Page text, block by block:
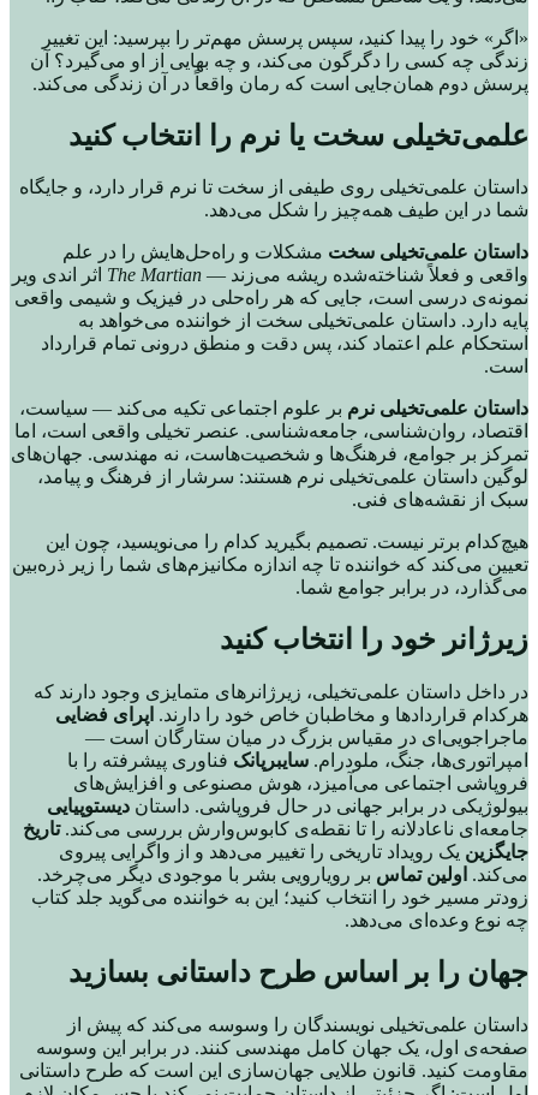
«اگر» خود را پیدا کنید، سپس پرسش مهم‌تر را بپرسید: این تغییر
زندگی چه کسی را دگرگون می‌کند، و چه بهایی از او می‌گیرد؟ آن
پرسش دوم همان‌جایی است که رمان واقعاً در آن زندگی می‌کند.
علمی‌تخیلی سخت یا نرم را انتخاب کنید
داستان علمی‌تخیلی روی طیفی از سخت تا نرم قرار دارد، و جایگاه
شما در این طیف همه‌چیز را شکل می‌دهد.
داستان علمی‌تخیلی سخت مشکلات و راه‌حل‌هایش را در علم
واقعی و فعلاً شناخته‌شده ریشه می‌زند — The Martian اثر اندی ویر
نمونه‌ی درسی است، جایی که هر راه‌حلی در فیزیک و شیمی واقعی
پایه دارد. داستان علمی‌تخیلی سخت از خواننده می‌خواهد به
استحکام علم اعتماد کند، پس دقت و منطق درونی تمام قرارداد
است.
داستان علمی‌تخیلی نرم بر علوم اجتماعی تکیه می‌کند — سیاست،
اقتصاد، روان‌شناسی، جامعه‌شناسی. عنصر تخیلی واقعی است، اما
تمرکز بر جوامع، فرهنگ‌ها و شخصیت‌هاست، نه مهندسی. جهان‌های
لوگین داستان علمی‌تخیلی نرم هستند: سرشار از فرهنگ و پیامد،
سبک از نقشه‌های فنی.
هیچ‌کدام برتر نیست. تصمیم بگیرید کدام را می‌نویسید، چون این
تعیین می‌کند که خواننده تا چه اندازه مکانیزم‌های شما را زیر ذره‌بین
می‌گذارد، در برابر جوامع شما.
زیرژانر خود را انتخاب کنید
در داخل داستان علمی‌تخیلی، زیرژانرهای متمایزی وجود دارند که
هرکدام قراردادها و مخاطبان خاص خود را دارند. اپرای فضایی
ماجراجویی‌ای در مقیاس بزرگ در میان ستارگان است —
امپراتوری‌ها، جنگ، ملودرام. سایبرپانک فناوری پیشرفته را با
فروپاشی اجتماعی می‌آمیزد، هوش مصنوعی و افزایش‌های
بیولوژیکی در برابر جهانی در حال فروپاشی. داستان دیستوپیایی
جامعه‌ای ناعادلانه را تا نقطه‌ی کابوس‌وارش بررسی می‌کند.تاریخ
جایگزین یک رویداد تاریخی را تغییر می‌دهد و از واگرایی پیروی
می‌کند. اولین تماس بر رویارویی بشر با موجودی دیگر می‌چرخد.
زودتر مسیر خود را انتخاب کنید؛ این به خواننده می‌گوید جلد کتاب
چه نوع وعده‌ای می‌دهد.
جهان را بر اساس طرح داستانی بسازید
داستان علمی‌تخیلی نویسندگان را وسوسه می‌کند که پیش از
صفحه‌ی اول، یک جهان کامل مهندسی کنند. در برابر این وسوسه
مقاومت کنید. قانون طلایی جهان‌سازی این است که طرح داستانی